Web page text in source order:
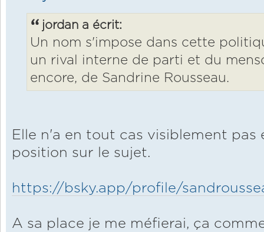
jordan a écrit:
Un nom s'impose dans cette
un rival interne de parti et du
encore, de Sandrine Rousseau.
Elle n'a en tout cas visiblement pas
position sur le sujet.
https://bsky.app/profile/
A sa place je me méfierai, ça